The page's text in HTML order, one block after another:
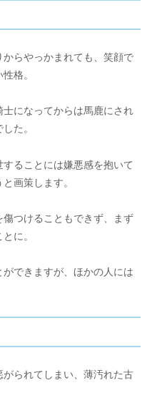
らやっかまれても、笑顔で
格。
になってからは馬鹿にされ
た。
ることには嫌悪感を抱いて
画策します。
つけることもできず、まず
に。
できますが、ほかの人には
られてしまい、薄汚れた古